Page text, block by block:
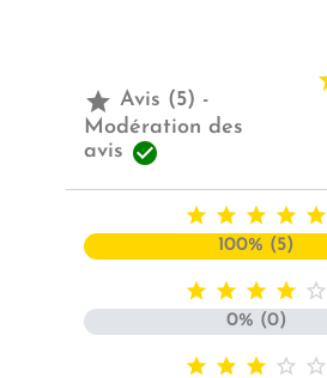
 Avis (5) -
Modération des
avis 
    
100% (5)
    
0% (0)
    